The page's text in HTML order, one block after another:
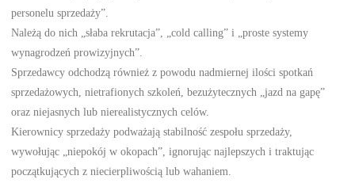
personelu sprzedaży”.
Należą do nich „słaba rekrutacja”, „cold calling” i „proste systemy
wynagrodzeń prowizyjnych”.
Sprzedawcy odchodzą również z powodu nadmiernej ilości spotkań
sprzedażowych, nietrafionych szkoleń, bezużytecznych „jazd na gapę”
oraz niejasnych lub nierealistycznych celów.
Kierownicy sprzedaży podważają stabilność zespołu sprzedaży,
wywołując „niepokój w okopach”, ignorując najlepszych i traktując
początkujących z niecierpliwością lub wahaniem.